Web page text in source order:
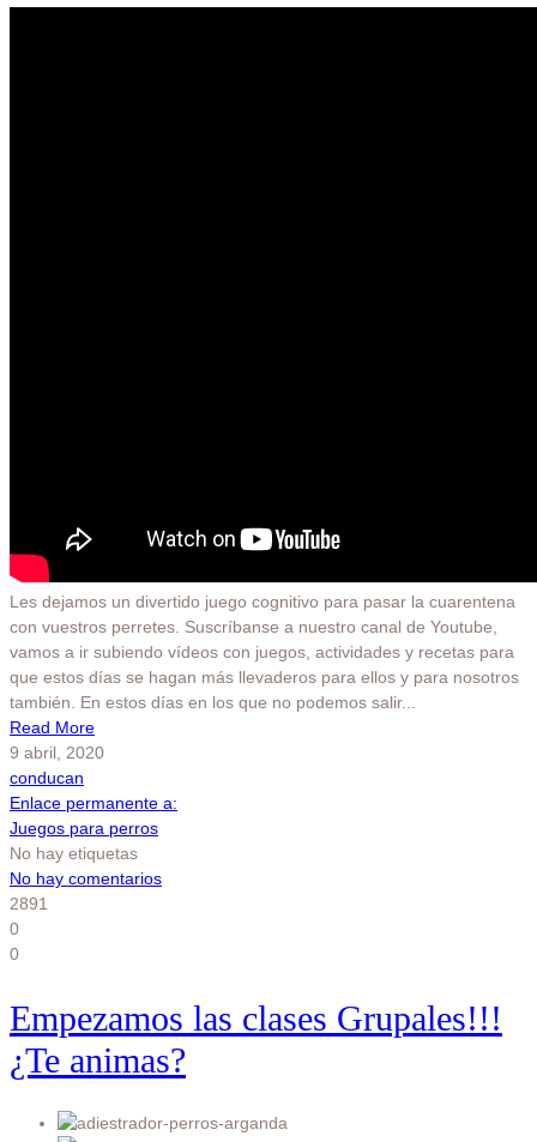
Les dejamos un divertido juego cognitivo para pasar la cuarentena
con vuestros perretes. Suscríbanse a nuestro canal de Youtube,
vamos a ir subiendo vídeos con juegos, actividades y recetas para
que estos días se hagan más llevaderos para ellos y para nosotros
también. En estos días en los que no podemos salir...
Read More
9 abril, 2020
conducan
Enlace permanente a:
Juegos para perros
No hay etiquetas
No hay comentarios
2891
0
0
Empezamos las clases Grupales!!!
¿Te animas?